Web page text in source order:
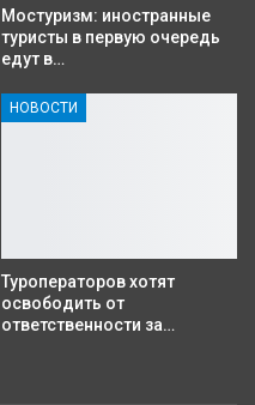
Мостуризм: иностранные
туристы в первую очередь
едут в…
НОВОСТИ
Туроператоров хотят
освободить от
ответственности за…